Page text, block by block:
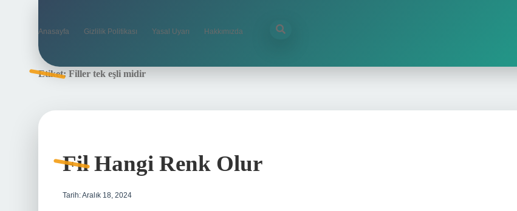
Anasayfa Gizlilik Politikası Yasal Uyarı Hakkımızda
Etiket: Filler tek eşli midir
Fil Hangi Renk Olur
Tarih: Aralık 18, 2024